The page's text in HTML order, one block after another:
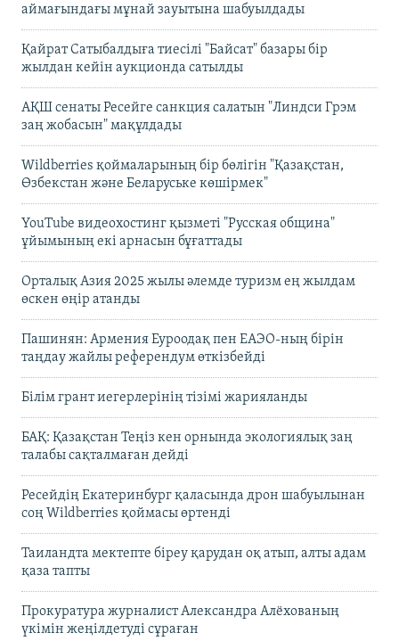
аймағындағы мұнай зауытына шабуылдады
Қайрат Сатыбалдыға тиесілі "Байсат" базары бір
жылдан кейін аукционда сатылды
АҚШ сенаты Ресейге санкция салатын "Линдси Грэм
заң жобасын" мақұлдады
Wildberries қоймаларының бір бөлігін "Қазақстан,
Өзбекстан және Беларуське көшірмек"
YouTube видеохостинг қызметі "Русская община"
ұйымының екі арнасын бұғаттады
Орталық Азия 2025 жылы әлемде туризм ең жылдам
өскен өңір атанды
Пашинян: Армения Еуроодақ пен ЕАЭО-ның бірін
таңдау жайлы референдум өткізбейді
Білім грант иегерлерінің тізімі жарияланды
БАҚ: Қазақстан Теңіз кен орнында экологиялық заң
талабы сақталмаған дейді
Ресейдің Екатеринбург қаласында дрон шабуылынан
соң Wildberries қоймасы өртенді
Таиландта мектепте біреу қарудан оқ атып, алты адам
қаза тапты
Прокуратура журналист Александра Алёхованың
үкімін жеңілдетуді сұраған